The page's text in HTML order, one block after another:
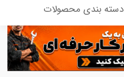
دسته بندی محصولات